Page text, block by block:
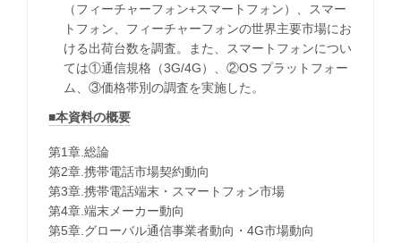
（フィーチャーフォン+スマートフォン）、スマー
トフォン、フィーチャーフォンの世界主要市場にお
ける出荷台数を調査。また、スマートフォンについ
ては①通信規格（3G/4G）、②OS プラットフォー
ム、③価格帯別の調査を実施した。
■本資料の概要
第1章.総論
第2章.携帯電話市場契約動向
第3章.携帯電話端末・スマートフォン市場
第4章.端末メーカー動向
第5章.グローバル通信事業者動向・4G市場動向